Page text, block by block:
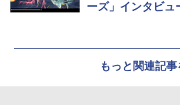
ーズ」インタビュ
もっと関連記事